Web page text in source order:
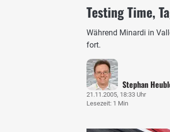
Testing Time,
Während Minardi in
fort.
Stephan
21.11.2005, 18:33 Uhr
Lesezeit: 1 Min